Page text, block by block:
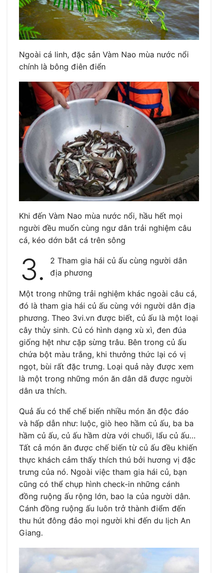
Ngoài cá linh, đặc sản Vàm Nao mùa nước nổi
chính là bông điên điển
Khi đến Vàm Nao mùa nước nổi, hầu hết mọi
người đều muốn cùng ngư dân trải nghiệm câu
cá, kéo dớn bắt cá trên sông
3.
2 Tham gia hái củ ấu cùng người dân
địa phương
Một trong những trải nghiệm khác ngoài câu cá,
đó là tham gia hái củ ấu cùng với người dân địa
phương. Theo 3vi.vn được biết, củ ấu là một loại
cây thủy sinh. Củ có hình dạng xù xì, đen đúa
giống hệt như cặp sừng trâu. Bên trong củ ấu
chứa bột màu trắng, khi thưởng thức lại có vị
ngọt, bùi rất đặc trưng. Loại quả này được xem
là một trong những món ăn dân dã được người
dân ưa thích.
Quả ấu có thể chế biến nhiều món ăn độc đáo
và hấp dẫn như: luộc, giò heo hầm củ ấu, ba ba
hầm củ ấu, củ ấu hầm dừa với chuối, lẩu củ ấu…
Tất cả món ăn được chế biến từ củ ấu đều khiến
thực khách cảm thấy thích thú bởi hương vị đặc
trưng của nó. Ngoài việc tham gia hái củ, bạn
cũng có thể chụp hình check-in những cánh
đồng ruộng ấu rộng lớn, bao la của người dân.
Cánh đồng ruộng ấu luôn trở thành điểm đến
thu hút đông đảo mọi người khi đến du lịch An
Giang.